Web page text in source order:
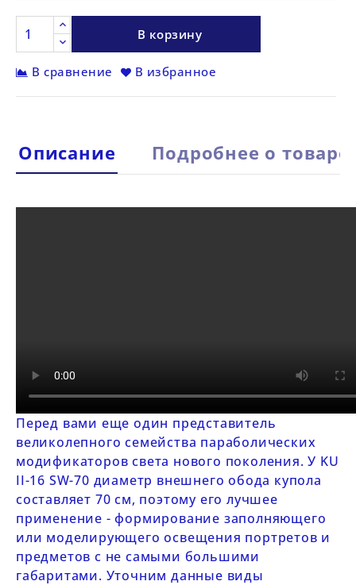
В корзину
В сравнение В избранное
Описание Подробнее о товаре
Перед вами еще один представитель
великолепного семейства параболических
модификаторов света нового поколения. У KU
II-16 SW-70 диаметр внешнего обода купола
составляет 70 см, поэтому его лучшее
применение - формирование заполняющего
или моделирующего освещения портретов и
предметов с не самыми большими
габаритами. Уточним данные виды